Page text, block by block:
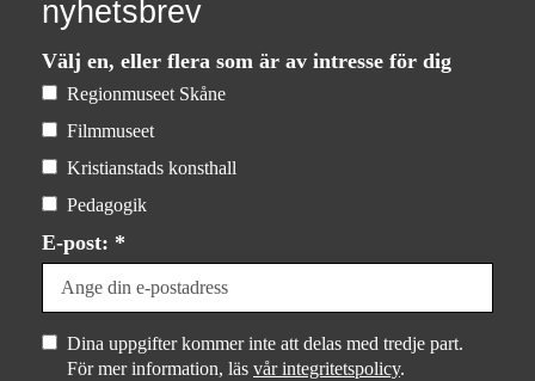
nyhetsbrev
Välj en, eller flera som är av intresse för dig
Regionmuseet Skåne
Filmmuseet
Kristianstads konsthall
Pedagogik
E-post: *
Dina uppgifter kommer inte att delas med tredje part.
För mer information, läs vår integritetspolicy.